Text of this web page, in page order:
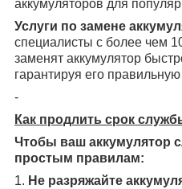
аккумуляторов для
Услуги по замене
специалисты с более чем
заменят аккумулятор
гарантируя его правильную
-
Как продлить срок
Чтобы ваш аккумулятор
простым правилам:
1. Не разряжайте